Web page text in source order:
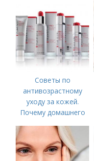
Советы по
антивозрастному
уходу за кожей.
Почему домашнего